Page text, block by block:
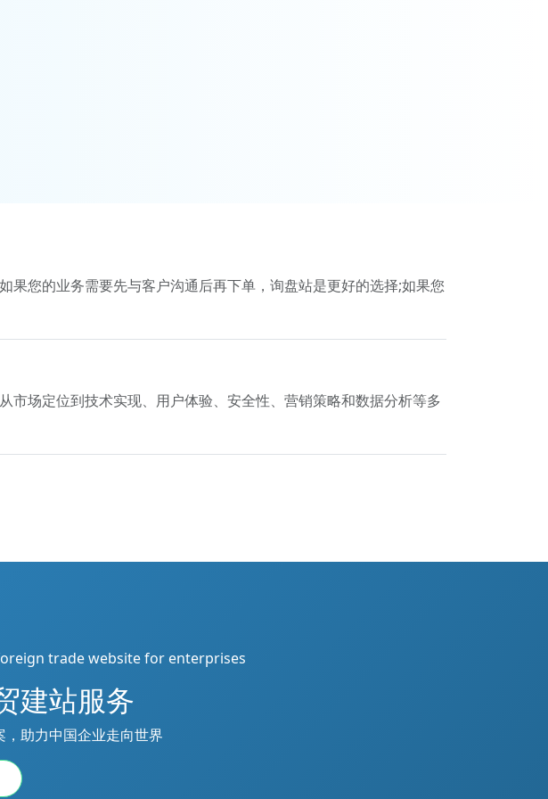
您的业务需要先与客户沟通后再下单，询盘站是更好的选择;如果您
场定位到技术实现、用户体验、安全性、营销策略和数据分析等多
trade website for enterprises
建站服务
助力中国企业走向世界